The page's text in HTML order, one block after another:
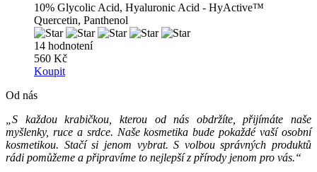
10% Glycolic Acid, Hyaluronic Acid - HyActive™
Quercetin, Panthenol
14 hodnotení
560 Kč
Koupit
Od nás
„S každou krabičkou, kterou od nás obdržíte, přijímáte naše
myšlenky, ruce a srdce. Naše kosmetika bude pokaždé vaší osobní
kosmetikou. Stačí si jenom vybrat. S volbou správných produktů
rádi pomůžeme a připravíme to nejlepší z přírody jenom pro vás.“